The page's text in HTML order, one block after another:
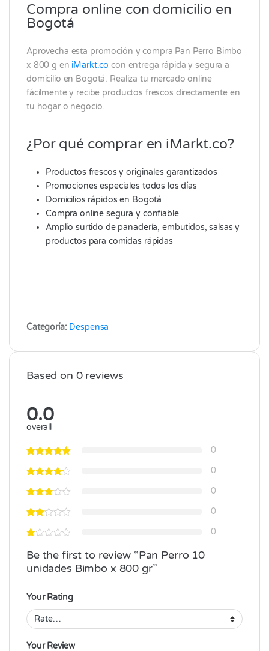
Compra online con domicilio en
Bogotá
Aprovecha esta promoción y compra Pan Perro Bimbo
x 800 g en iMarkt.co con entrega rápida y segura a
domicilio en Bogotá. Realiza tu mercado online
fácilmente y recibe productos frescos directamente en
tu hogar o negocio.
¿Por qué comprar en iMarkt.co?
Productos frescos y originales garantizados
Promociones especiales todos los días
Domicilios rápidos en Bogotá
Compra online segura y confiable
Amplio surtido de panadería, embutidos, salsas y
productos para comidas rápidas
Categoría: Despensa
Based on 0 reviews
0.0
overall
0
0
0
0
0
Be the first to review “Pan Perro 10
unidades Bimbo x 800 gr”
Your Rating
Your Review